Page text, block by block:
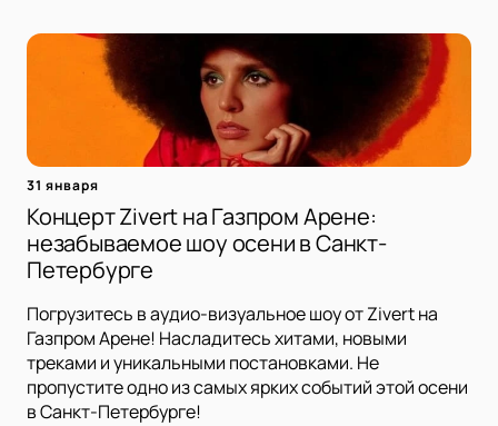
31 января
Концерт Zivert на Газпром Арене:
незабываемое шоу осени в Санкт-
Петербурге
Погрузитесь в аудио-визуальное шоу от Zivert на
Газпром Арене! Насладитесь хитами, новыми
треками и уникальными постановками. Не
пропустите одно из самых ярких событий этой осени
в Санкт-Петербурге!